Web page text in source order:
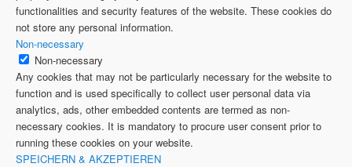
functionalities and security features of the website. These cookies do
not store any personal information.
Non-necessary
Non-necessary
Any cookies that may not be particularly necessary for the website to
function and is used specifically to collect user personal data via
analytics, ads, other embedded contents are termed as non-
necessary cookies. It is mandatory to procure user consent prior to
running these cookies on your website.
SPEICHERN & AKZEPTIEREN